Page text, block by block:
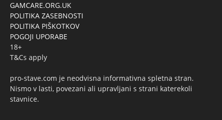
GAMCARE.ORG.UK
POLITIKA ZASEBNOSTI
POLITIKA PIŠKOTKOV
POGOJI UPORABE
18+
T&Cs apply
pro-stave.com je neodvisna informativna spletna stran.
Nismo v lasti, povezani ali upravljani s strani katerekoli
stavnice.